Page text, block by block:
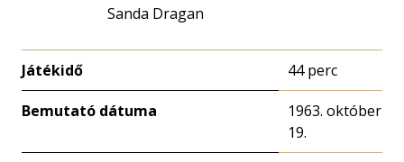
Sanda Dragan
Játékidő 44 perc
Bemutató dátuma
1963. október
19.